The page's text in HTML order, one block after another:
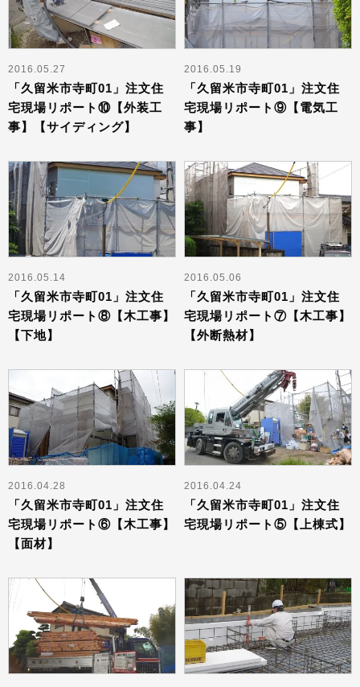
2016.05.27
「久留米市寺町01」注文住
宅現場リポート⑩【外装工
事】【サイディング】
2016.05.19
「久留米市寺町01」注文住
宅現場リポート⑨【電気工
事】
2016.05.14
「久留米市寺町01」注文住
宅現場リポート⑧【木工事】
【下地】
2016.05.06
「久留米市寺町01」注文住
宅現場リポート⑦【木工事】
【外断熱材】
2016.04.28
「久留米市寺町01」注文住
宅現場リポート⑥【木工事】
【面材】
2016.04.24
「久留米市寺町01」注文住
宅現場リポート⑤【上棟式】